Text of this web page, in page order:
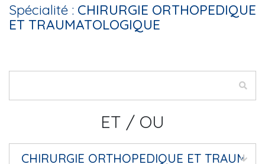
Spécialité : CHIRURGIE ORTHOPEDIQUE
ET TRAUMATOLOGIQUE
ET / OU